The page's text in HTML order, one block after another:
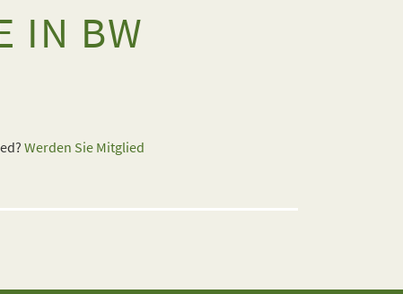
IN BW
Werden Sie Mitglied